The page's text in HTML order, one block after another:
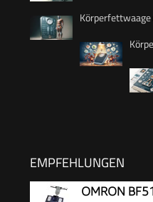
EMPFEHLUNGEN
OMRON